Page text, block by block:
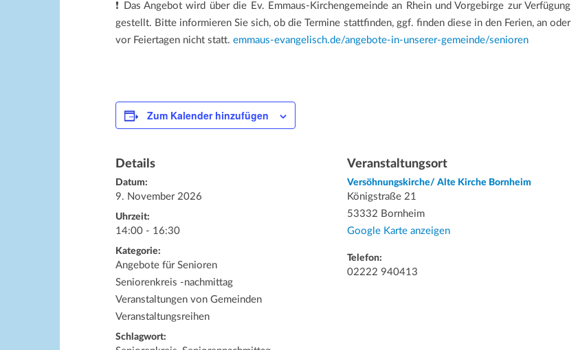
❗ Das Angebot wird über die Ev. Emmaus-Kirchengemeinde an Rhein und Vorgebirge zur Verfügung
gestellt. Bitte informieren Sie sich, ob die Termine stattfinden, ggf. finden diese in den Ferien, an oder
vor Feiertagen nicht statt. emmaus-evangelisch.de/angebote-in-unserer-gemeinde/senioren
Zum Kalender hinzufügen
Details
Datum:
9. November 2026
Uhrzeit:
14:00 - 16:30
Kategorie:
Angebote für Senioren
Seniorenkreis -nachmittag
Veranstaltungen von Gemeinden
Veranstaltungsreihen
Schlagwort:
Veranstaltungsort
Versöhnungskirche/ Alte Kirche Bornheim
Königstraße 21
53332 Bornheim
Google Karte anzeigen
Telefon:
02222 940413